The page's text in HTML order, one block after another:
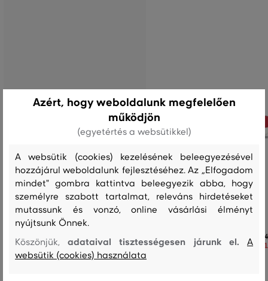
SPORTCIPŐ GANT CUZMANI
56 990 Ft
39 890 Ft
Elérhető méretek:
SPORTCIPŐ GANT BEVINDA
Azért, hogy weboldalunk megfelelően
működjön
(egyetértés a websütikkel)
A websütik (cookies) kezelésének beleegyezésével
hozzájárul weboldalunk fejlesztéséhez. Az „Elfogadom
mindet" gombra kattintva beleegyezik abba, hogy
személyre szabott tartalmat, releváns hirdetéseket
mutassunk és vonzó, online vásárlási élményt
nyújtsunk Önnek.
Köszönjük,adataival tisztességesen járunk el.A
websütik (cookies) használata